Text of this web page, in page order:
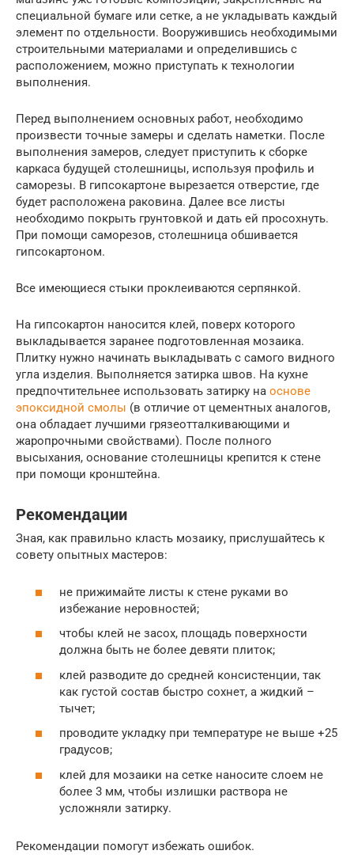
специальной бумаге или сетке, а не укладывать каждый
элемент по отдельности. Вооружившись необходимыми
строительными материалами и определившись с
расположением, можно приступать к технологии
выполнения.
Перед выполнением основных работ, необходимо
произвести точные замеры и сделать наметки. После
выполнения замеров, следует приступить к сборке
каркаса будущей столешницы, используя профиль и
саморезы. В гипсокартоне вырезается отверстие, где
будет расположена раковина. Далее все листы
необходимо покрыть грунтовкой и дать ей просохнуть.
При помощи саморезов, столешница обшивается
гипсокартоном.
Все имеющиеся стыки проклеиваются серпянкой.
На гипсокартон наносится клей, поверх которого
выкладывается заранее подготовленная мозаика.
Плитку нужно начинать выкладывать с самого видного
угла изделия. Выполняется затирка швов. На кухне
предпочтительнее использовать затирку на основе
эпоксидной смолы (в отличие от цементных аналогов,
она обладает лучшими грязеотталкивающими и
жаропрочными свойствами). После полного
высыхания, основание столешницы крепится к стене
при помощи кронштейна.
Рекомендации
Зная, как правильно класть мозаику, прислушайтесь к
совету опытных мастеров:
не прижимайте листы к стене руками во
избежание неровностей;
чтобы клей не засох, площадь поверхности
должна быть не более девяти плиток;
клей разводите до средней консистенции, так
как густой состав быстро сохнет, а жидкий –
тычет;
проводите укладку при температуре не выше +25
градусов;
клей для мозаики на сетке наносите слоем не
более 3 мм, чтобы излишки раствора не
усложняли затирку.
Рекомендации помогут избежать ошибок.